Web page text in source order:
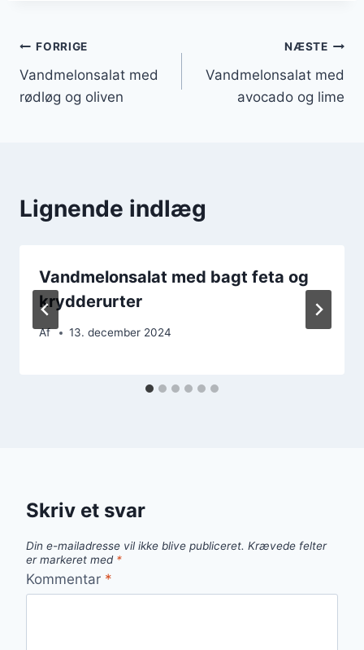
Indlægsnavigation
FORRIGE
Vandmelonsalat med
rødløg og oliven
NÆSTE
Vandmelonsalat med
avocado og lime
Lignende indlæg
Vandmelonsalat med bagt feta og
krydderurter
Af 13. december 2024
Skriv et svar
Din e-mailadresse vil ikke blive publiceret. Krævede felter
er markeret med *
Kommentar *